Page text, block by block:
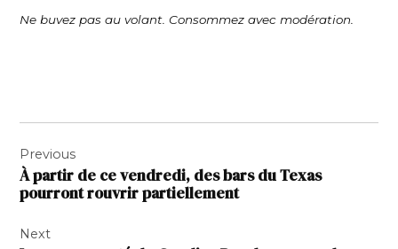
Ne buvez pas au volant. Consommez avec modération.
de
l’article
Previous
À partir de ce vendredi, des bars du Texas
pourront rouvrir partiellement
Next